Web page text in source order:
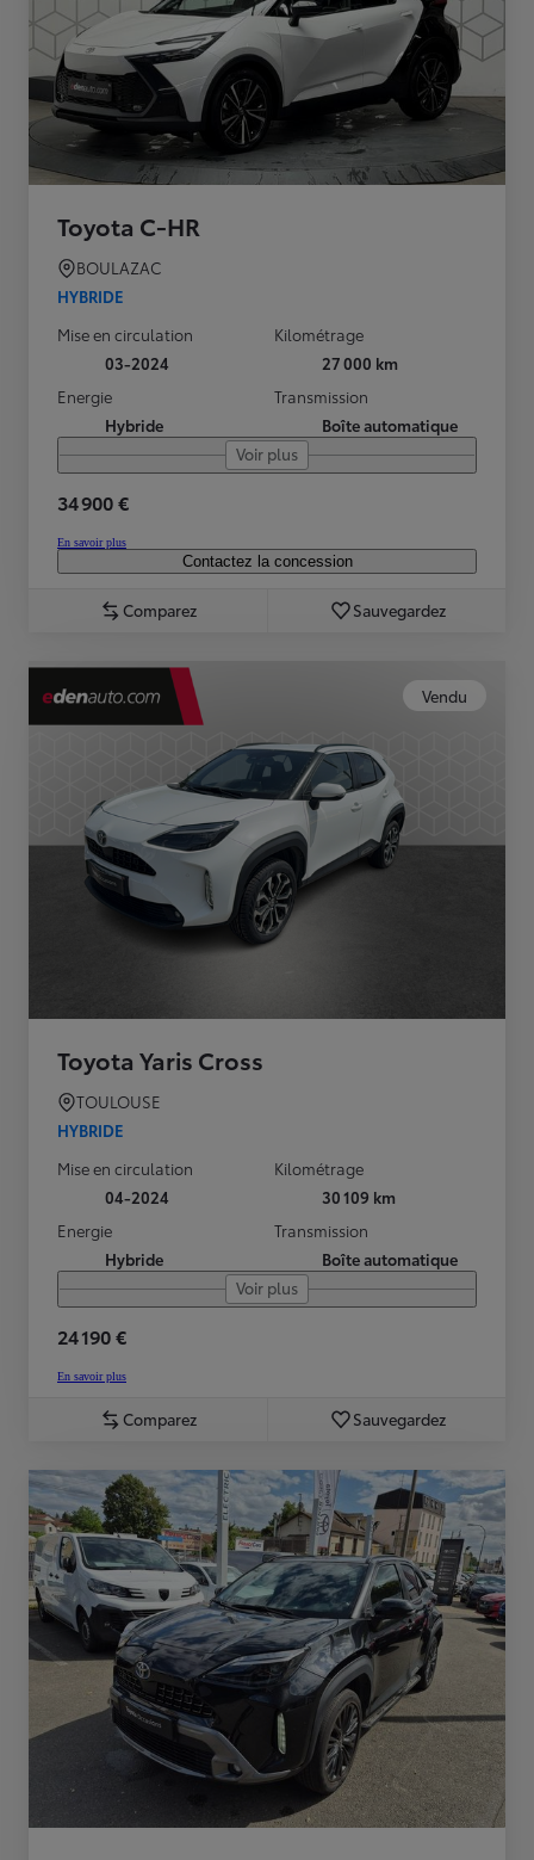
Toyota C-HR
BOULAZAC
HYBRIDE
Mise en circulation
03-2024
Kilométrage
27 000 km
Energie
Hybride
Transmission
Boîte automatique
Voir plus
34 900 €
En savoir plus
Contactez la concession
Comparez Sauvegardez
Vendu
Toyota Yaris Cross
TOULOUSE
HYBRIDE
Mise en circulation
04-2024
Kilométrage
30 109 km
Energie
Hybride
Transmission
Boîte automatique
Voir plus
24 190 €
En savoir plus
Comparez Sauvegardez